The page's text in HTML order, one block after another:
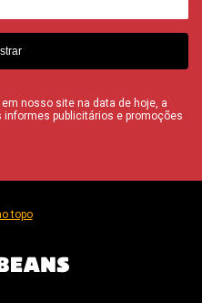
nosso site na data de hoje, a
publicitários e promoções
topo